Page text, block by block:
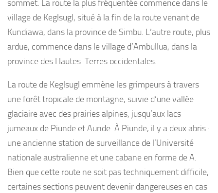
sommet. La route la plus fréquentée commence dans le
village de Keglsugl, situé à la fin de la route venant de
Kundiawa, dans la province de Simbu. L’autre route, plus
ardue, commence dans le village d’Ambullua, dans la
province des Hautes-Terres occidentales.
La route de Keglsugl emmène les grimpeurs à travers
une forêt tropicale de montagne, suivie d’une vallée
glaciaire avec des prairies alpines, jusqu’aux lacs
jumeaux de Piunde et Aunde. À Piunde, il y a deux abris :
une ancienne station de surveillance de l’Université
nationale australienne et une cabane en forme de A.
Bien que cette route ne soit pas techniquement difficile,
certaines sections peuvent devenir dangereuses en cas